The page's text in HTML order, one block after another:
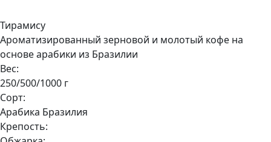
Тирамису
Ароматизированный зерновой и молотый кофе на
основе арабики из Бразилии
Вес:
250/500/1000 г
Сорт:
Арабика Бразилия
Крепость: